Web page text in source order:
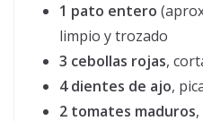
1 pato entero
limpio y trozado
3 cebollas rojas,
4 dientes de ajo,
2 tomates maduros